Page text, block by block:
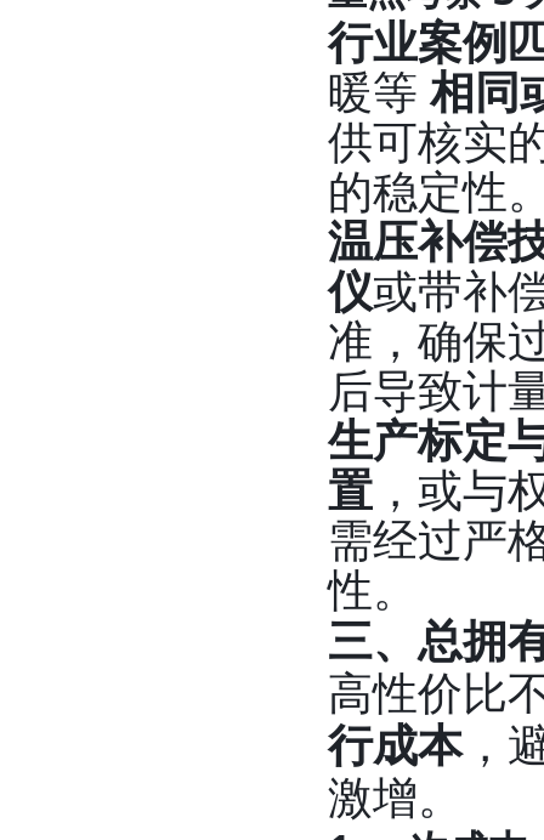
行业案例
暖等相同
供可核实
的稳定性
温压补偿
仪或带补
准，确保
后导致计
生产标定
置 ，或与
需经过严
性。
三、总拥
高性价比
行成本，
激增。